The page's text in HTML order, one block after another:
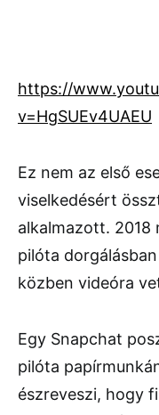
https://
v=HgSUEv4UAEU
Ez nem az első
viselkedésért
alkalmazott. 2018
pilóta
közben videóra
Egy Snapchat
pilóta
észreveszi, hogy